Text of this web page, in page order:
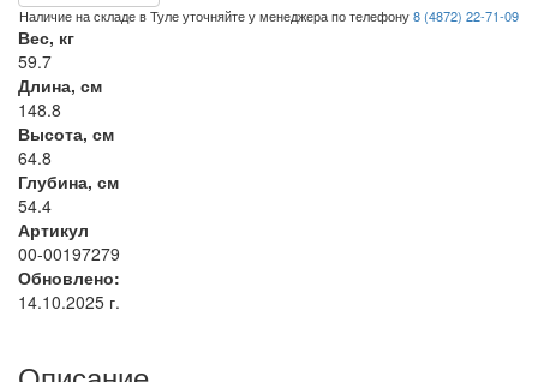
Наличие на складе в Туле уточняйте у менеджера по телефону8 (4872) 22-71-09
Вес, кг
59.7
Длина, см
148.8
Высота, см
64.8
Глубина, см
54.4
Артикул
00-00197279
Обновлено:
14.10.2025 г.